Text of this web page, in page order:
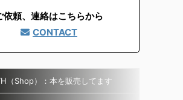
依頼、連絡はこちらから
CONTACT
（Shop）：本を販売してます